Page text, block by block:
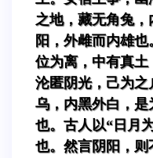
之地，藏无角兔
阳，外雌而内雄
位为离，中有真土
沦匿阴光，己为
乌，内黑外白，
也。古人以“日月
也。然言阴阳，